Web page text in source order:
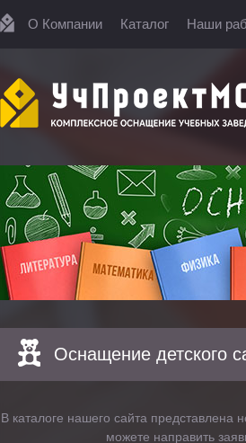
О Компании Каталог Наши
Оснащение детского
В каталоге нашего сайта
можете направить